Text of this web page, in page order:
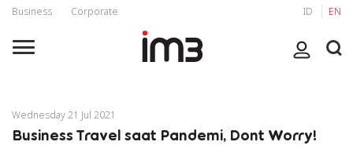
Business Corporate ID EN
Wednesday 21 Jul 2021
Business Travel saat Pandemi, Dont Worry!